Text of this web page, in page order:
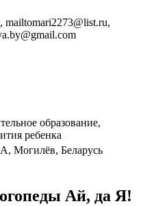
mailtomari2273@list.ru,
образование,
ребенка
Могилёв, Беларусь
Ай, да Я!